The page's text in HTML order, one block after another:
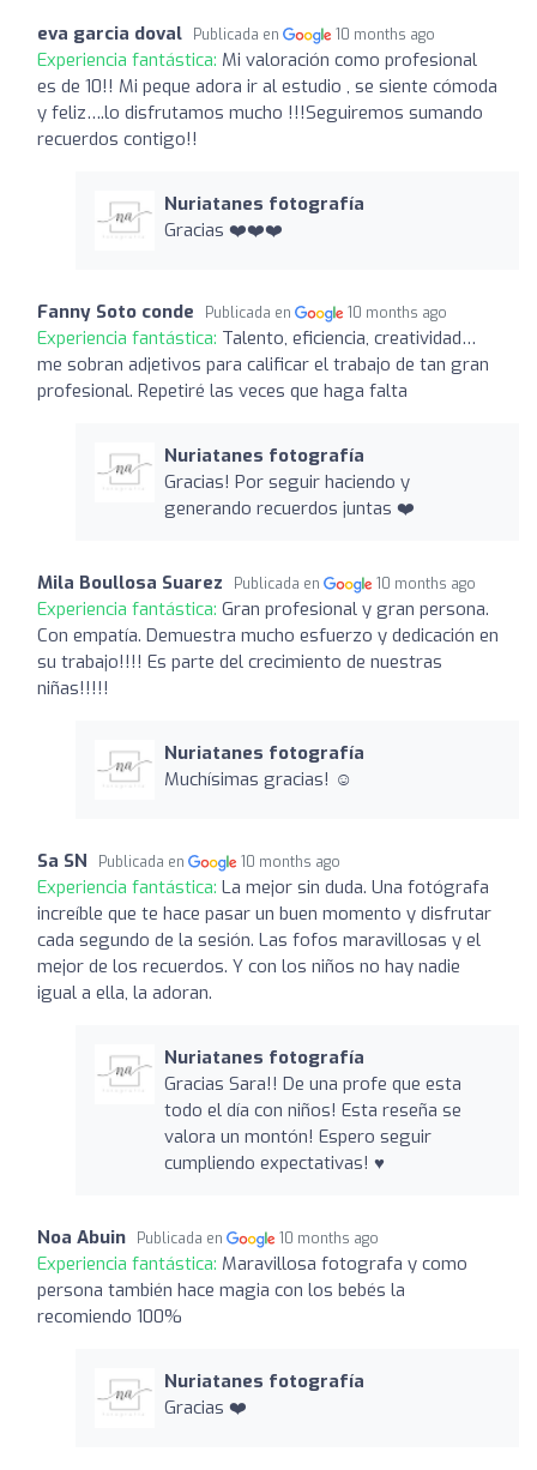
eva garcia doval Publicada en 10 months ago
Experiencia fantástica: Mi valoración como profesional
es de 10!! Mi peque adora ir al estudio , se siente cómoda
y feliz….lo disfrutamos mucho !!!Seguiremos sumando
recuerdos contigo!!
Nuriatanes fotografía
Gracias ❤️❤️❤️
Fanny Soto conde Publicada en 10 months ago
Experiencia fantástica: Talento, eficiencia, creatividad…
me sobran adjetivos para calificar el trabajo de tan gran
profesional. Repetiré las veces que haga falta
Nuriatanes fotografía
Gracias! Por seguir haciendo y
generando recuerdos juntas ❤️
Mila Boullosa Suarez Publicada en 10 months ago
Experiencia fantástica: Gran profesional y gran persona.
Con empatía. Demuestra mucho esfuerzo y dedicación en
su trabajo!!!! Es parte del crecimiento de nuestras
niñas!!!!!
Nuriatanes fotografía
Muchísimas gracias! ☺️
Sa SN Publicada en 10 months ago
Experiencia fantástica: La mejor sin duda. Una fotógrafa
increíble que te hace pasar un buen momento y disfrutar
cada segundo de la sesión. Las fofos maravillosas y el
mejor de los recuerdos. Y con los niños no hay nadie
igual a ella, la adoran.
Nuriatanes fotografía
Gracias Sara!! De una profe que esta
todo el día con niños! Esta reseña se
valora un montón! Espero seguir
cumpliendo expectativas! ♥️
Noa Abuin Publicada en 10 months ago
Experiencia fantástica: Maravillosa fotografa y como
persona también hace magia con los bebés la
recomiendo 100%
Nuriatanes fotografía
Gracias ❤️